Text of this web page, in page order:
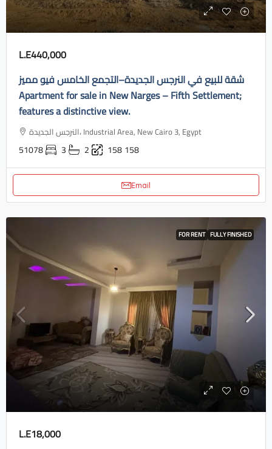
L.E440,000
شقة للبيع في النرجس الجديدة–التجمع الخامس فيو مميز
Apartment for sale in New Narges – Fifth Settlement;
features a distinctive view.
النرجس الجديدة، Industrial Area, New Cairo 3, Egypt
51078 3 2 158158
Email
FOR RENT FULLY FINISHED
L.E18,000